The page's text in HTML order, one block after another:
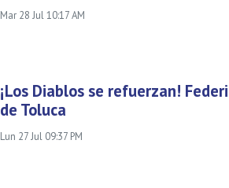
Mar 28 Jul 10:17 AM
¡Los Diablos se refuerzan!
de Toluca
Lun 27 Jul 09:37 PM